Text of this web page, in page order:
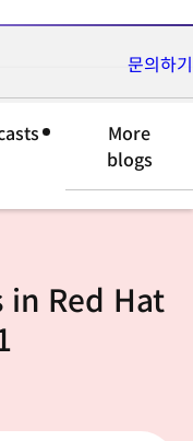
문의하기
More
blogs
in Red Hat